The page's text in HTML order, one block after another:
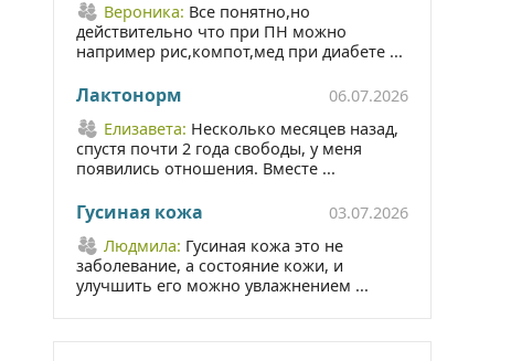
Вероника: Все понятно,но
действительно что при ПН можно
например рис,компот,мед при диабете ...
Лактонорм
06.07.2026
Елизавета: Несколько месяцев назад,
спустя почти 2 года свободы, у меня
появились отношения. Вместе ...
Гусиная кожа
03.07.2026
Людмила: Гусиная кожа это не
заболевание, а состояние кожи, и
улучшить его можно увлажнением ...